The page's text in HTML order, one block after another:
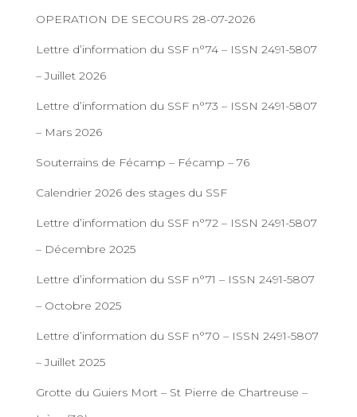
OPERATION DE SECOURS 28-07-2026
Lettre d’information du SSF n°74 – ISSN 2491-5807
– Juillet 2026
Lettre d’information du SSF n°73 – ISSN 2491-5807
– Mars 2026
Souterrains de Fécamp – Fécamp – 76
Calendrier 2026 des stages du SSF
Lettre d’information du SSF n°72 – ISSN 2491-5807
– Décembre 2025
Lettre d’information du SSF n°71 – ISSN 2491-5807
– Octobre 2025
Lettre d’information du SSF n°70 – ISSN 2491-5807
– Juillet 2025
Grotte du Guiers Mort – St Pierre de Chartreuse –